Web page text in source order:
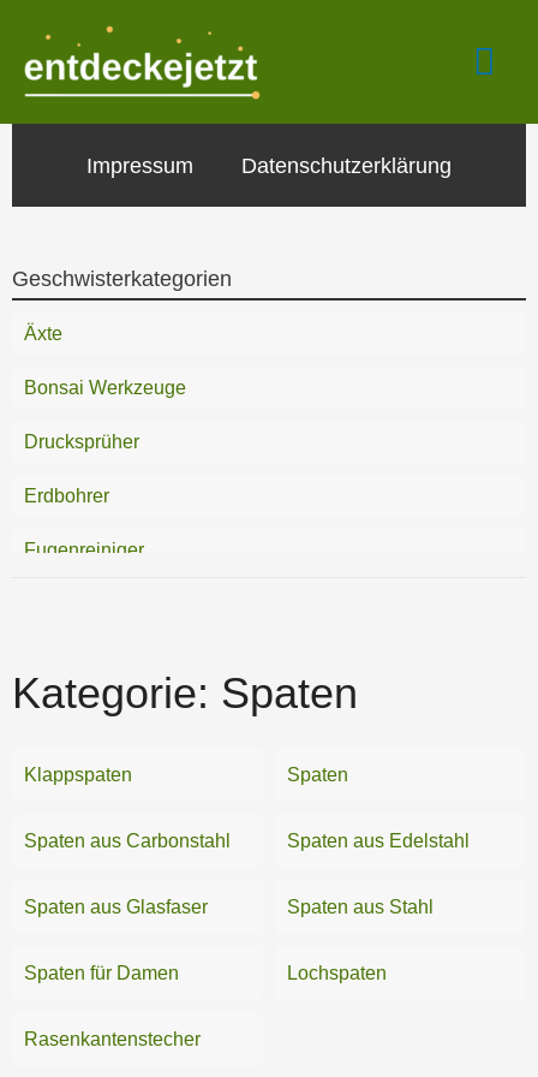
springen
Geschwisterkategorien
Äxte
Bonsai Werkzeuge
Drucksprüher
Erdbohrer
Fugenreiniger
Gartenmesser
Gartensägen
Harken
Holzspalter
Kategorie: Spaten
Klappspaten Spaten
Spaten aus Carbonstahl Spaten aus Edelstahl
Spaten aus Glasfaser Spaten aus Stahl
Spaten für Damen Lochspaten
Rasenkantenstecher
Impressum Datenschutzerklärung